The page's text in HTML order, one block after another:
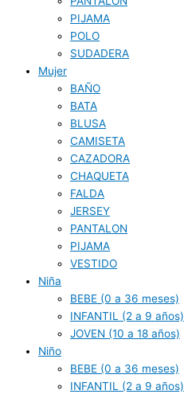
PIJAMA
POLO
SUDADERA
Mujer
BAÑO
BATA
BLUSA
CAMISETA
CAZADORA
CHAQUETA
FALDA
JERSEY
PANTALON
PIJAMA
VESTIDO
Niña
BEBE (0 a 36 meses)
INFANTIL (2 a 9 años)
JOVEN (10 a 18 años)
Niño
BEBE (0 a 36 meses)
INFANTIL (2 a 9 años)